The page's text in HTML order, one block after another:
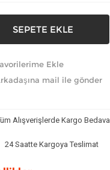
Alışverişlerde Kargo Bedava
24 Saatte Kargoya Teslimat